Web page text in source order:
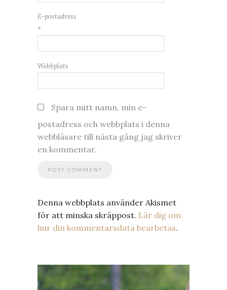
E-postadress
*
Webbplats
Spara mitt namn, min e-
postadress och webbplats i denna
webbläsare till nästa gång jag skriver
en kommentar.
Denna webbplats använder Akismet
för att minska skräppost. Lär dig om
hur din kommentarsdata bearbetas.